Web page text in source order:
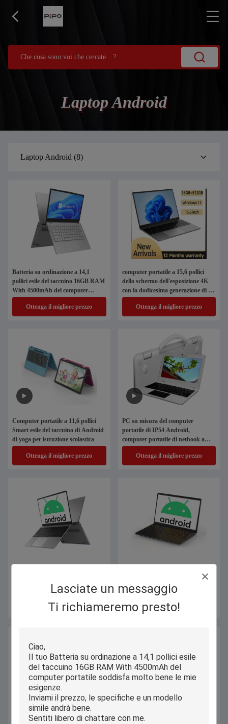
Lasciate un messaggio
Ti richiameremo presto!
Laptop Android
Laptop Android (8)
Batteria su ordinazione a 14,1
pollici esile del taccuino 16GB RAM
With 4500mAh del computer
portatile
Ottenga il migliore prezzo
computer portatile a 15,6 pollici
dello schermo dell'esposizione 4K
con la dodicesima generazione di I3
I5 I7 undicesimo
Ottenga il migliore prezzo
Computer portatile a 11,6 pollici
Smart esile del taccuino di Android
di yoga per istruzione scolastica
Ottenga il migliore prezzo
PC su misura del computer
portatile di IP54 Android,
computer portatile di netbook a
11,6 pollici per imparare
Ottenga il migliore prezzo
portatile a 15,6 pollici dello schermo
Ottenga il migliore prezzo
taccuino di Android con l'OEM
dello schermo di 1920x1080 IPS
Ottenga il migliore prezzo
Mini Pocket Android Notebook
A 13,3 pollici esile di Android